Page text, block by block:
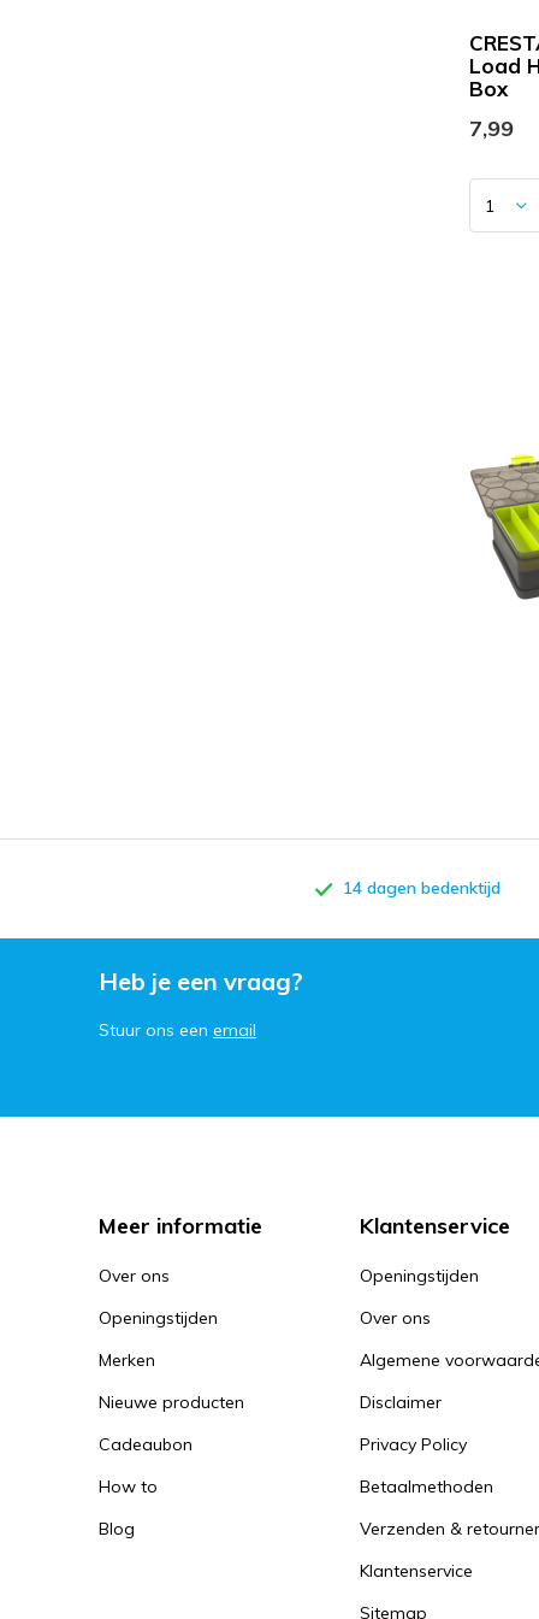
Load
Box
7,99
14 dagen bedenktijd
Heb je een vraag?
Stuur ons een email
Meer informatie
Over ons
Openingstijden
Merken
Nieuwe producten
Cadeaubon
How to
Blog
Klantenservice
Openingstijden
Over ons
Algemene
Disclaimer
Privacy Policy
Betaalmethoden
Verzenden &
Klantenservice
Sitemap